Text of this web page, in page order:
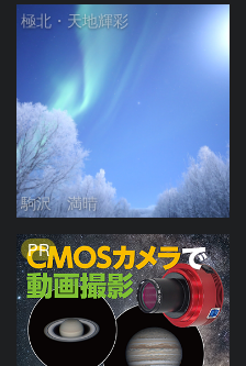
極北・天地輝彩
駒沢 満晴
PR